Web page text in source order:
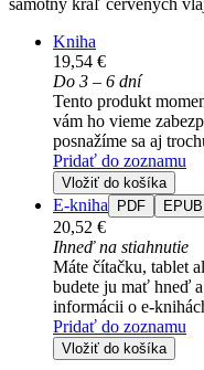
Kniha
19,54 €
Do 3 – 6 dní
Tento produkt
vám ho vieme
posnažíme sa aj
Pridať do zoznamu
Vložiť do košíka
E-kniha PDF EPUB
20,52 €
Ihneď na stiahnutie
Máte čítačku, tablet
budete ju mať hneď
informácii o e-
Pridať do zoznamu
Vložiť do košíka